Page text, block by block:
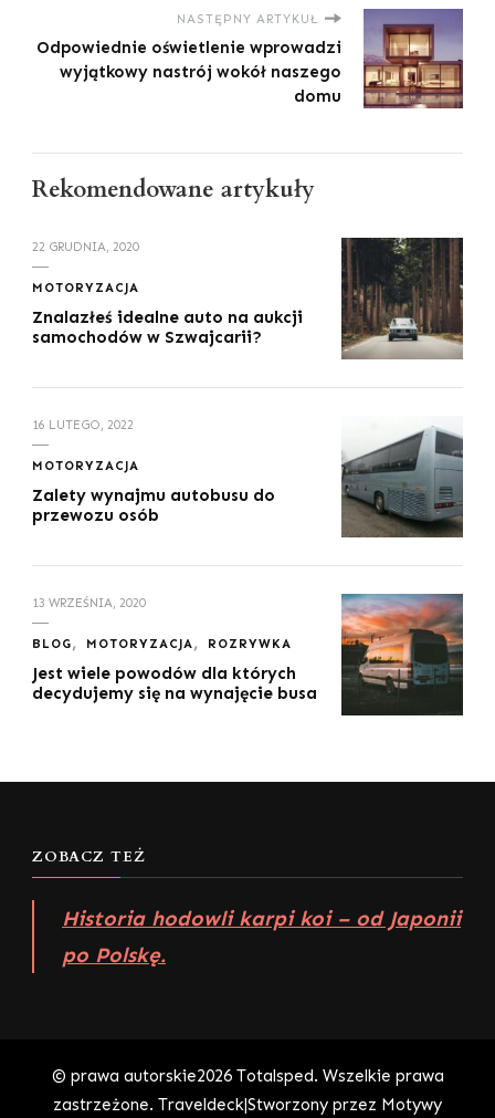
NASTĘPNY ARTYKUŁ
Odpowiednie oświetlenie wprowadzi
wyjątkowy nastrój wokół naszego
domu
Rekomendowane artykuły
22 GRUDNIA, 2020
MOTORYZACJA
Znalazłeś idealne auto na aukcji
samochodów w Szwajcarii?
16 LUTEGO, 2022
MOTORYZACJA
Zalety wynajmu autobusu do
przewozu osób
13 WRZEŚNIA, 2020
BLOG MOTORYZACJA ROZRYWKA
Jest wiele powodów dla których
decydujemy się na wynajęcie busa
ZOBACZ TEŻ
Historia hodowli karpi koi – od Japonii
po Polskę.
© prawa autorskie2026 Totalsped. Wszelkie prawa
zastrzeżone. Traveldeck|Stworzony przez Motywy